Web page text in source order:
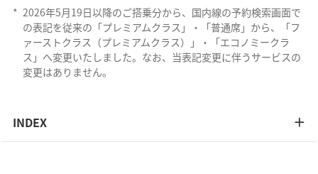
* 2026年5月19日以降のご搭乗分から、国内線の予約検索画面で
の表記を従来の「プレミアムクラス」・「普通席」から、「フ
ァーストクラス（プレミアムクラス）」・「エコノミークラ
ス」へ変更いたしました。なお、当表記変更に伴うサービスの
変更はありません。
INDEX